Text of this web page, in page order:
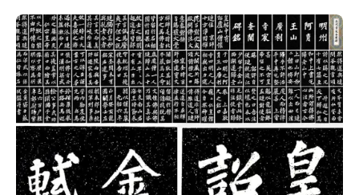
高
清
版
画
|
版
画
家